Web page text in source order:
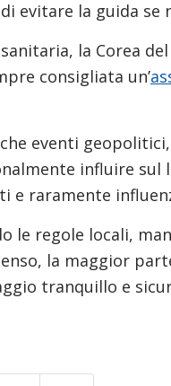
evitare la guida
la Corea
consigliata un’
eventi
influire
e raramente
le regole locali,
la maggior
tranquillo e